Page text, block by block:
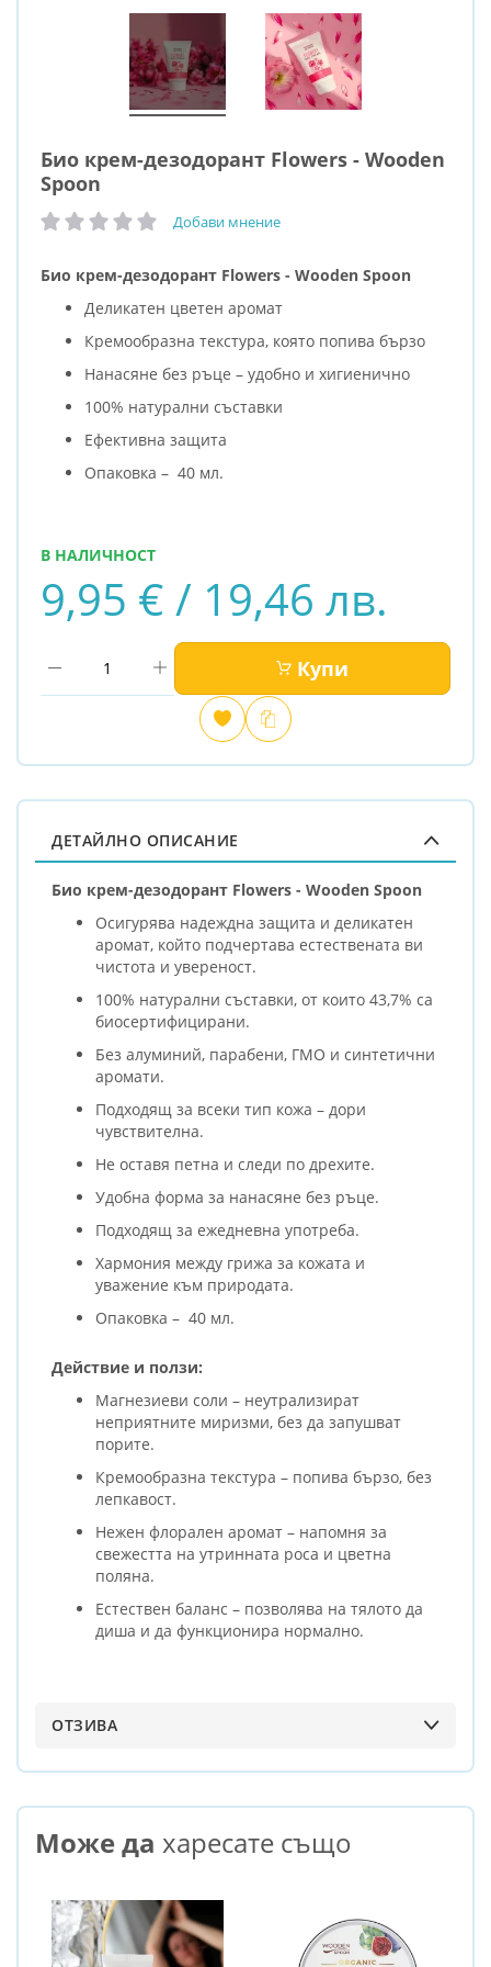
Био крем-дезодорант Flowers - Wooden
Spoon
рейтинг: Добави мнение
Био крем-дезодорант Flowers - Wooden Spoon
Деликатен цветен аромат
Кремообразна текстура, която попива бързо
Нанасяне без ръце – удобно и хигиенично
100% натурални съставки
Ефективна защита
Опаковка – 40 мл.
9,95 € / 19,46 лв.
В НАЛИЧНОСТ
Купи
Добави
любими
Сравни
ДЕТАЙЛНО ОПИСАНИЕ
Био крем-дезодорант Flowers - Wooden Spoon
Осигурява надеждна защита и деликатен
аромат, който подчертава естествената ви
чистота и увереност.
100% натурални съставки, от които 43,7% са
биосертифицирани.
Без алуминий, парабени, ГМО и синтетични
аромати.
Подходящ за всеки тип кожа – дори
чувствителна.
Не оставя петна и следи по дрехите.
Удобна форма за нанасяне без ръце.
Подходящ за ежедневна употреба.
Хармония между грижа за кожата и
уважение към природата.
Опаковка – 40 мл.
Действие и ползи:
Магнезиеви соли – неутрализират
неприятните миризми, без да запушват
порите.
Кремообразна текстура – попива бързо, без
лепкавост.
Нежен флорален аромат – напомня за
свежестта на утринната роса и цветна
поляна.
Естествен баланс – позволява на тялото да
диша и да функционира нормално.
ОТЗИВА
Може да харесате също